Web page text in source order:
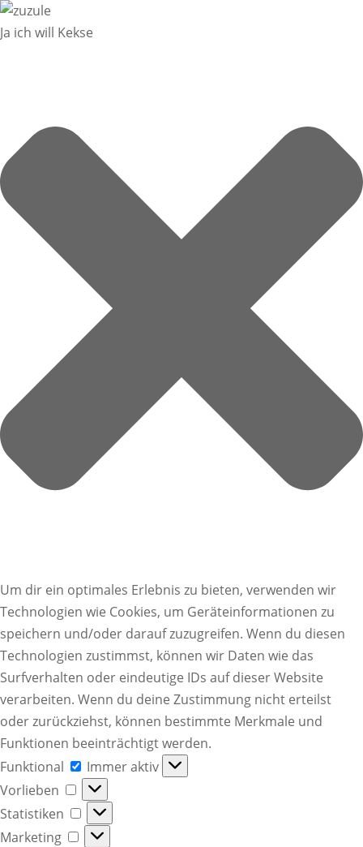
Ja ich will Kekse
Um dir ein optimales Erlebnis zu bieten, verwenden wir
Technologien wie Cookies, um Geräteinformationen zu
speichern und/oder darauf zuzugreifen. Wenn du diesen
Technologien zustimmst, können wir Daten wie das
Surfverhalten oder eindeutige IDs auf dieser Website
verarbeiten. Wenn du deine Zustimmung nicht erteilst
oder zurückziehst, können bestimmte Merkmale und
Funktionen beeinträchtigt werden.
Funktional
Funktional
Immer aktiv
Vorlieben
Vorlieben
Statistiken
Statistiken
Marketing
Marketing